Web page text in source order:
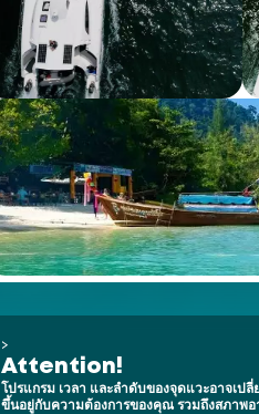
>
Attention!
โปรแกรม เวลา และลำดับของจุดแวะอาจเ
ขึ้นอยู่กับความต้องการของคุณ รวมถึงสภาพอ